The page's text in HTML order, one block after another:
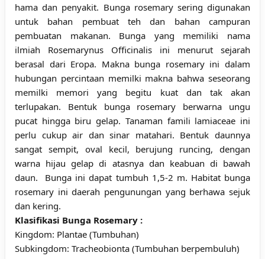
hama dan penyakit. Bunga rosemary sering digunakan
untuk bahan pembuat teh dan bahan campuran
pembuatan makanan. Bunga yang memiliki nama
ilmiah Rosemarynus Officinalis ini menurut sejarah
berasal dari Eropa. Makna bunga rosemary ini dalam
hubungan percintaan memilki makna bahwa seseorang
memilki memori yang begitu kuat dan tak akan
terlupakan. Bentuk bunga rosemary berwarna ungu
pucat hingga biru gelap. Tanaman famili lamiaceae ini
perlu cukup air dan sinar matahari. Bentuk daunnya
sangat sempit, oval kecil, berujung runcing, dengan
warna hijau gelap di atasnya dan keabuan di bawah
daun. Bunga ini dapat tumbuh 1,5-2 m. Habitat bunga
rosemary ini daerah pengunungan yang berhawa sejuk
dan kering.
Klasifikasi Bunga Rosemary :
Kingdom: Plantae (Tumbuhan)
Subkingdom: Tracheobionta (Tumbuhan berpembuluh)